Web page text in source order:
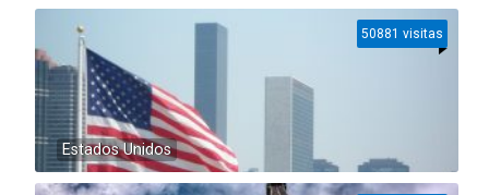
Estados Unidos
50881 visitas